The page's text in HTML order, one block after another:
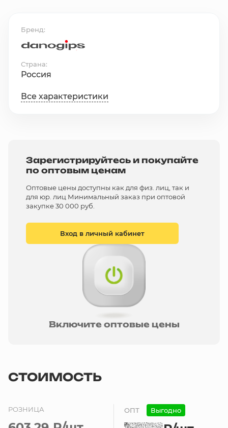
Бренд
Страна
Россия
Все характеристики
Зарегистрируйтесь и покупайте
по оптовым ценам
Оптовые цены доступны как для физ. лиц, так и
для юр. лиц Минимальный заказ при оптовой
закупке 30 000 руб.
Вход в личный кабинет
Включите оптовые цены
СТОИМОСТЬ
РОЗНИЦА ОПТ Выгодно